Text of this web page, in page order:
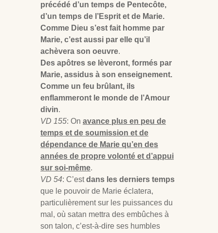
précédé d’un temps de Pentecôte,
d’un temps de l’Esprit et de Marie.
Comme Dieu s’est fait homme par
Marie, c’est aussi par elle qu’il
achèvera son oeuvre.
Des apôtres se lèveront, formés par
Marie, assidus à son enseignement.
Comme un feu brûlant, ils
enflammeront le monde de l’Amour
divin.
VD 155: On avance plus en peu de
temps et de soumission et de
dépendance de Marie qu’en des
années de propre volonté et d’appui
sur soi-même.
VD 54: C’estdans les derniers temps
que le pouvoir de Marie éclatera,
particulièrement sur les puissances du
mal, où satan mettra des embûches à
son talon, c’est-à-dire ses humbles